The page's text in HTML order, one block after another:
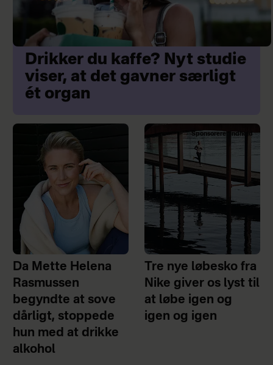
Drikker du kaffe? Nyt studie
viser, at det gavner særligt
ét organ
Da Mette Helena
Rasmussen
begyndte at sove
dårligt, stoppede
hun med at drikke
alkohol
Sponsoreret indhold
Tre nye løbesko fra
Nike giver os lyst til
at løbe igen og
igen og igen